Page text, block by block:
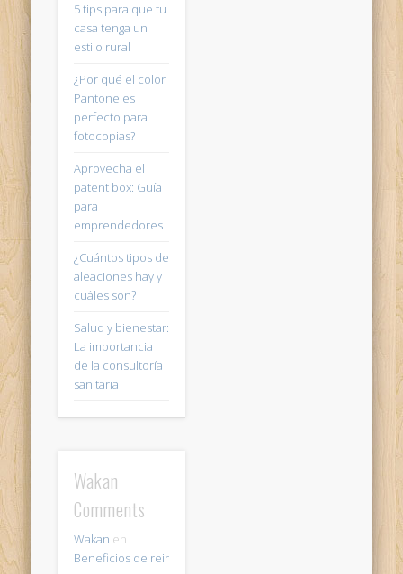
5 tips para que tu
casa tenga un
estilo rural
¿Por qué el color
Pantone es
perfecto para
fotocopias?
Aprovecha el
patent box: Guía
para
emprendedores
¿Cuántos tipos de
aleaciones hay y
cuáles son?
Salud y bienestar:
La importancia
de la consultoría
sanitaria
Wakan
Comments
Wakan en
Beneficios de reir